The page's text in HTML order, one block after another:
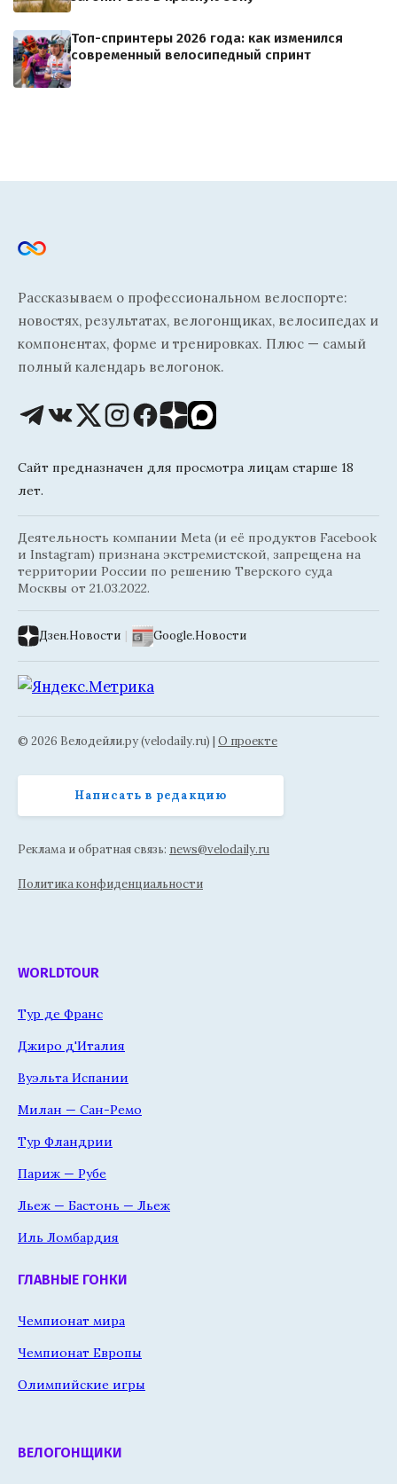
Топ-спринтеры 2026 года: как изменился
современный велосипедный спринт
Рассказываем о профессиональном велоспорте:
новостях, результатах, велогонщиках, велосипедах и
компонентах, форме и тренировках. Плюс — самый
полный календарь велогонок.
Сайт предназначен для просмотра лицам старше 18
лет.
Деятельность компании Meta (и её продуктов Facebook
и Instagram) признана экстремистской, запрещена на
территории России по решению Тверского суда
Москвы от 21.03.2022.
Дзен.Новости | Google.Новости
© 2026 Велодейли.ру (velodaily.ru) | О проекте
Написать в редакцию
Реклама и обратная связь: news@velodaily.ru
Политика конфиденциальности
WORLDTOUR
Тур де Франс
Джиро д'Италия
Вуэльта Испании
Милан — Сан-Ремо
Тур Фландрии
Париж — Рубе
Льеж — Бастонь — Льеж
Иль Ломбардия
ГЛАВНЫЕ ГОНКИ
Чемпионат мира
Чемпионат Европы
Олимпийские игры
ВЕЛОГОНЩИКИ